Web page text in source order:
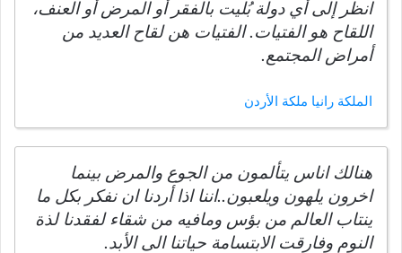
انظر إلى أي دولة بُليت بالفقر أو المرض أو العنف،
اللقاح هو الفتيات. الفتيات هن لقاح العديد من
أمراض المجتمع.
الملكة رانيا ملكة الأردن
هنالك اناس يتألمون من الجوع والمرض بينما
اخرون يلهون ويلعبون..اننا اذا أردنا ان نفكر بكل ما
ينتاب العالم من بؤس ومافيه من شقاء لفقدنا لذة
النوم وفارقت الابتسامة حياتنا الى الأبد.